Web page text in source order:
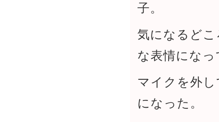
子。
気になるど
な表情にな
マイクを外
になった。